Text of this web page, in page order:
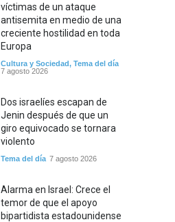
víctimas de un ataque
antisemita en medio de una
creciente hostilidad en toda
Europa
Cultura y Sociedad, Tema del día
7 agosto 2026
Dos israelíes escapan de
Jenin después de que un
giro equivocado se tornara
violento
Tema del día 7 agosto 2026
Alarma en Israel: Crece el
temor de que el apoyo
bipartidista estadounidense